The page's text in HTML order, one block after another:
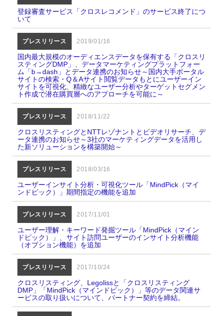
登録審査サービス「クロスレコメンド」のサービス終了につ
いて
プレスリリース 2019/01/16
国内最大規模のオーディエンスデータを保有する「クロスリ
スティングDMP」、データマーケティングプラットフォー
ム「b→dash」とデータ連携のお知らせ～国内大手ポータル
サイトの検索・Q＆Aサイト閲覧データもとにユーザーイン
サイトを可視化、精緻なユーザー分析やターゲットセグメン
ト作成で潜在購買層へのアプローチを可能に～
プレスリリース 2018/11/22
クロスリスティングとNTTレゾナントとビデオリサーチ、デ
ータ連携のお知らせ～3社のマーケティングデータを活用し
た新ソリューションを構築開始～
プレスリリース 2018/03/16
ユーザーインサイト分析・可視化ツール「MindPick（マイ
ンドピック）」期間指定の機能を追加
プレスリリース 2017/11/01
ユーザー理解・キーワード発掘ツール「MindPick（マイン
ドピック）」、サイト訪問ユーザーのインサイト分析機能
（オプション機能）を追加
プレスリリース 2017/10/24
クロスリスティング、Legolissと「クロスリスティング
DMP」「MindPick（マインドピック）」等のデータ関連サ
ービスの取り扱いについて、パートナー契約を締結。